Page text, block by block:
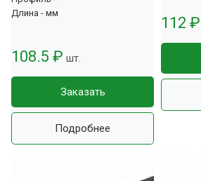
Длина - мм
108.5 ₽ шт.
Заказать
Подробнее
112 ₽